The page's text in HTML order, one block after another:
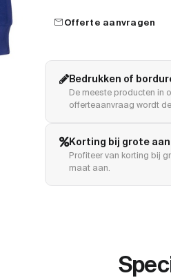
mailOfferte aanvragen
Bedrukken of
De meeste producten in
offerteaanvraag wordt
Korting bij grote
Profiteer van korting bij
maat aan.